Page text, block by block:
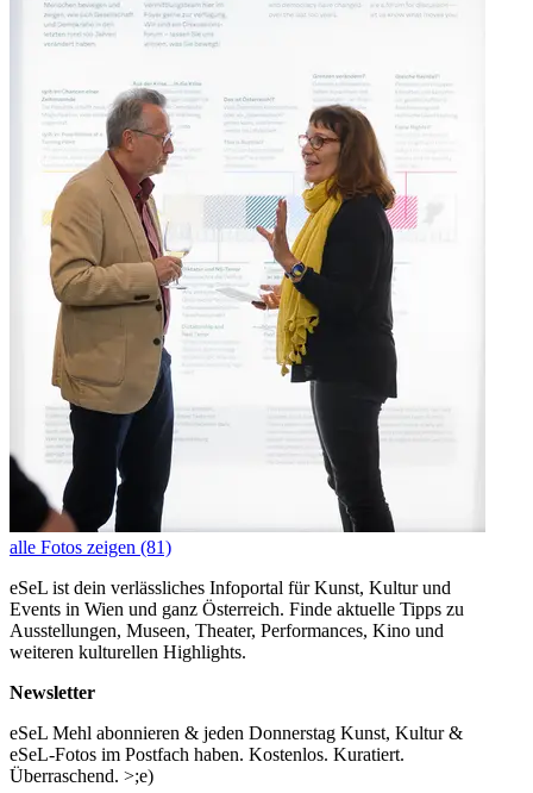
alle Fotos zeigen (81)
eSeL ist dein verlässliches Infoportal für Kunst, Kultur und
Events in Wien und ganz Österreich. Finde aktuelle Tipps zu
Ausstellungen, Museen, Theater, Performances, Kino und
weiteren kulturellen Highlights.
Newsletter
eSeL Mehl abonnieren & jeden Donnerstag Kunst, Kultur &
eSeL-Fotos im Postfach haben. Kostenlos. Kuratiert.
Überraschend. >;e)